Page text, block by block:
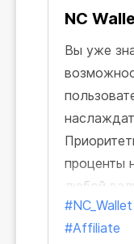
NC
Вы уже
проценты
любой
курсу
#NC_Wallet
#Affiliate